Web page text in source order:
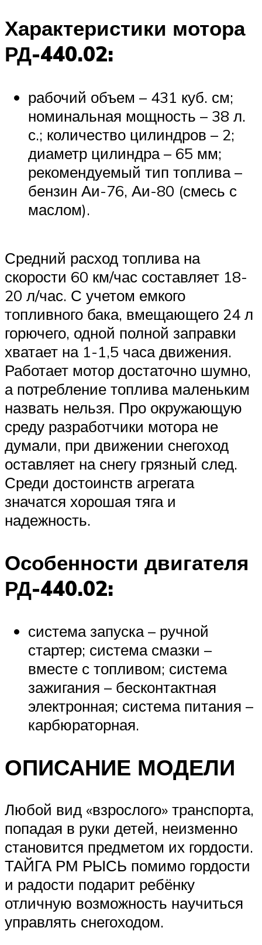
Характеристики мотора
РД-440.02:
рабочий объем – 431 куб. см;
номинальная мощность – 38 л.
с.; количество цилиндров – 2;
диаметр цилиндра – 65 мм;
рекомендуемый тип топлива –
бензин Аи-76, Аи-80 (смесь с
маслом).
Средний расход топлива на
скорости 60 км/час составляет 18-
20 л/час. С учетом емкого
топливного бака, вмещающего 24 л
горючего, одной полной заправки
хватает на 1-1,5 часа движения.
Работает мотор достаточно шумно,
а потребление топлива маленьким
назвать нельзя. Про окружающую
среду разработчики мотора не
думали, при движении снегоход
оставляет на снегу грязный след.
Среди достоинств агрегата
значатся хорошая тяга и
надежность.
Особенности двигателя
РД-440.02:
система запуска – ручной
стартер; система смазки –
вместе с топливом; система
зажигания – бесконтактная
электронная; система питания –
карбюраторная.
ОПИСАНИЕ МОДЕЛИ
Любой вид «взрослого» транспорта,
попадая в руки детей, неизменно
становится предметом их гордости.
ТАЙГА РМ РЫСЬ помимо гордости
и радости подарит ребёнку
отличную возможность научиться
управлять снегоходом.